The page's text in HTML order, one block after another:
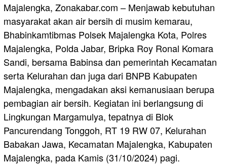
Majalengka, Zonakabar.com – Menjawab kebutuhan
masyarakat akan air bersih di musim kemarau,
Bhabinkamtibmas Polsek Majalengka Kota, Polres
Majalengka, Polda Jabar, Bripka Roy Ronal Komara
Sandi, bersama Babinsa dan pemerintah Kecamatan
serta Kelurahan dan juga dari BNPB Kabupaten
Majalengka, mengadakan aksi kemanusiaan berupa
pembagian air bersih. Kegiatan ini berlangsung di
Lingkungan Margamulya, tepatnya di Blok
Pancurendang Tonggoh, RT 19 RW 07, Kelurahan
Babakan Jawa, Kecamatan Majalengka, Kabupaten
Majalengka, pada Kamis (31/10/2024) pagi.